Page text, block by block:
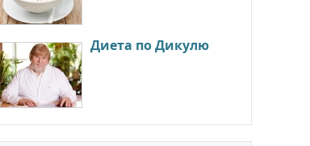
Диета по Дикулю